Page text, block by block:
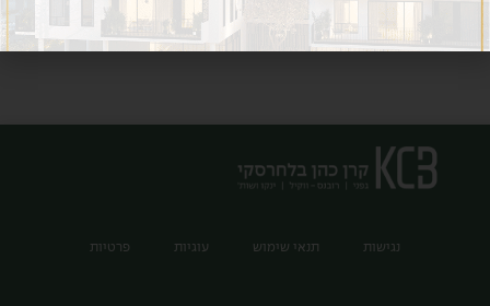
נגישות תנאי שימוש עוגיות פרטיות